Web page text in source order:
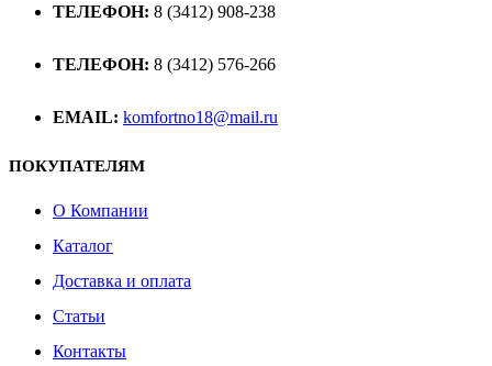
ТЕЛЕФОН: 8 (3412) 908-238
ТЕЛЕФОН: 8 (3412) 576-266
EMAIL: komfortno18@mail.ru
ПОКУПАТЕЛЯМ
О Компании
Каталог
Доставка и оплата
Статьи
Контакты